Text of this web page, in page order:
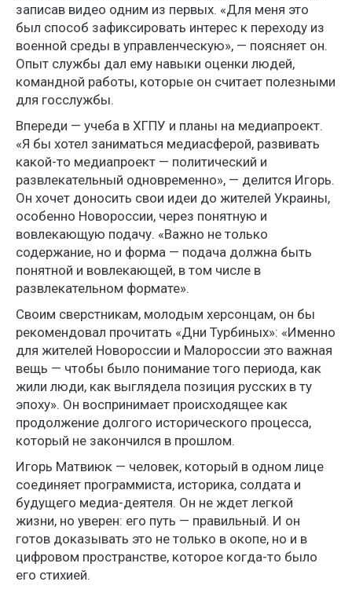
записав видео одним из первых. «Для меня это
был способ зафиксировать интерес к переходу из
военной среды в управленческую», — поясняет он.
Опыт службы дал ему навыки оценки людей,
командной работы, которые он считает полезными
для госслужбы.
Впереди — учеба в ХГПУ и планы на медиапроект.
«Я бы хотел заниматься медиасферой, развивать
какой-то медиапроект — политический и
развлекательный одновременно», — делится Игорь.
Он хочет доносить свои идеи до жителей Украины,
особенно Новороссии, через понятную и
вовлекающую подачу. «Важно не только
содержание, но и форма — подача должна быть
понятной и вовлекающей, в том числе в
развлекательном формате».
Своим сверстникам, молодым херсонцам, он бы
рекомендовал прочитать «Дни Турбиных»: «Именно
для жителей Новороссии и Малороссии это важная
вещь — чтобы было понимание того периода, как
жили люди, как выглядела позиция русских в ту
эпоху». Он воспринимает происходящее как
продолжение долгого исторического процесса,
который не закончился в прошлом.
Игорь Матвиюк — человек, который в одном лице
соединяет программиста, историка, солдата и
будущего медиа-деятеля. Он не ждет легкой
жизни, но уверен: его путь — правильный. И он
готов доказывать это не только в окопе, но и в
цифровом пространстве, которое когда-то было
его стихией.